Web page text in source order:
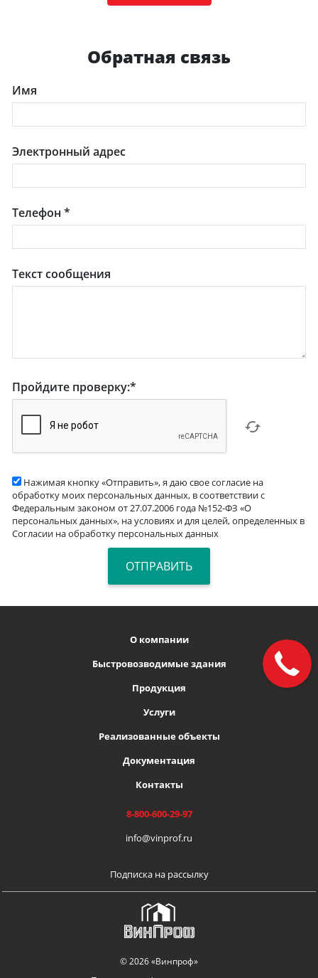
Обратная связь
Имя
Электронный адрес
Телефон*
Текст сообщения
Пройдите проверку:*
Нажимая кнопку «Отправить», я даю свое согласие на
обработку моих персональных данных, в соответствии с
Федеральным законом от 27.07.2006 года №152-ФЗ «О
персональных данных», на условиях и для целей, определенных в
Согласии на обработку персональных данных
© 2026 «Винпроф»
О компании
Быстровозводимые здания
Продукция
Услуги
Реализованные объекты
Документация
Контакты
8-800-600-29-97
info@vinprof.ru
Подписка на рассылку